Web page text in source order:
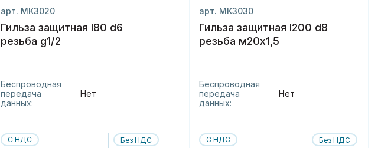
арт. МК3020
Гильза защитная l80 d6
резьба g1/2
Беспроводная
передача
данных:
Нет
С НДС Без НДС
арт. МК3030
Гильза защитная l200 d8
резьба м20х1,5
Беспроводная
передача
данных:
Нет
С НДС Без НДС